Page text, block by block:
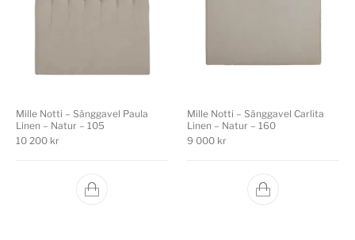
Mille Notti – Sänggavel Paula
Linen – Natur – 105
10 200 kr
Mille Notti – Sänggavel Carlita
Linen – Natur – 160
9 000 kr